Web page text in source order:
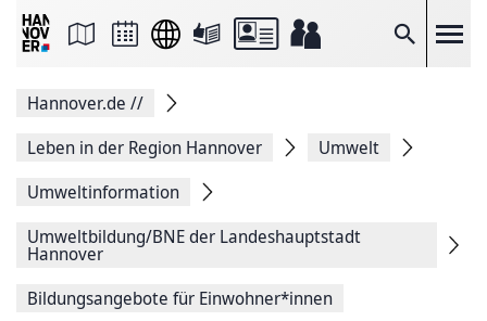
Suche
Seite
Facebook
teilen
Seitenlink
Seite
Drucken
Hannover.de //
Leben in der Region Hannover
Umwelt
Umweltinformation
Umweltbildung/BNE der Landeshauptstadt
Hannover
Bildungsangebote für Einwohner*innen